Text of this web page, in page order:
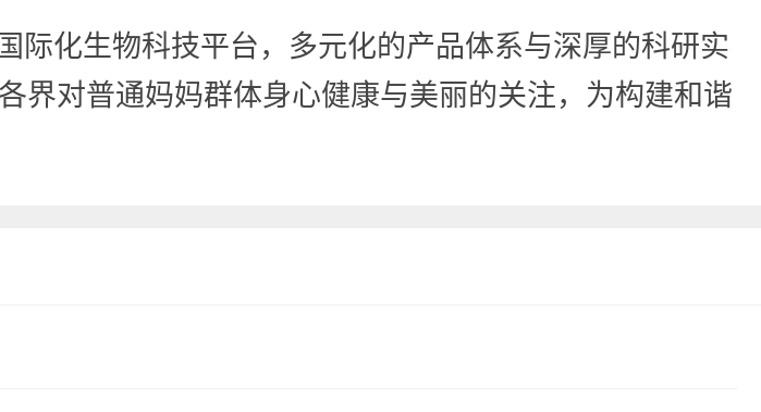
际化生物科技平台，多元化的产品体系与深厚的科研实
界对普通妈妈群体身心健康与美丽的关注，为构建和谐